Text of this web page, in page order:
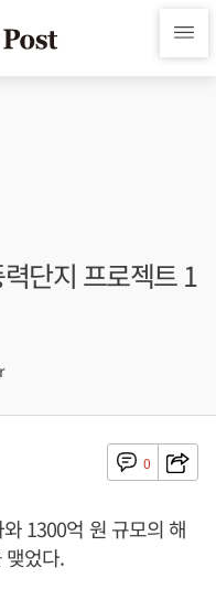
단지 프로젝트 1
0
1300억 원 규모의 해
맺었다.